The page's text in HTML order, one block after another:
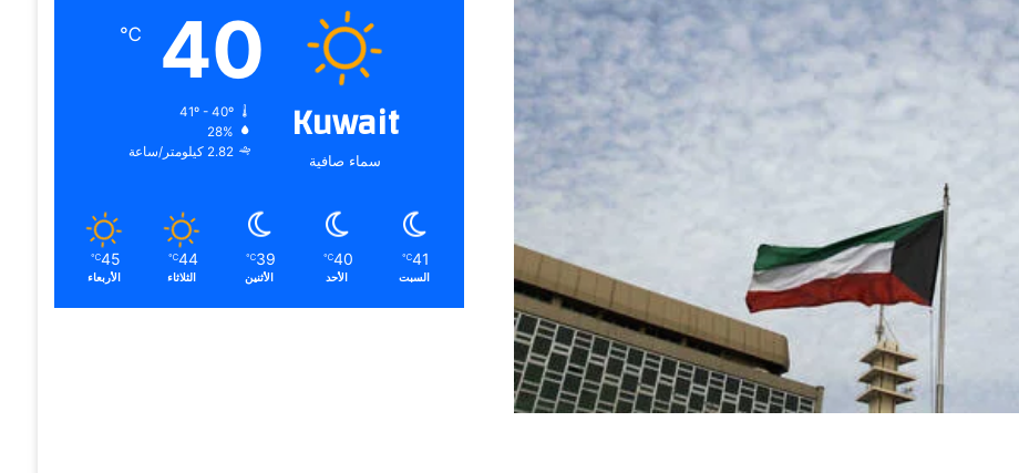
Kuwait
سماء صافية
40
℃
41º - 40º
28%
2.82 كيلومتر/ساعة
41
℃
السبت
40
℃
الأحد
39
℃
الأثنين
44
℃
الثلاثاء
45
℃
الأربعاء